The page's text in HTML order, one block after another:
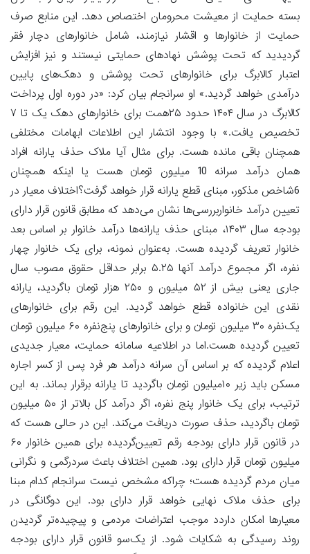
بسته حمایت از معیشت محرومان اختصاص دهد. این منابع صرف
حمایت از خانوارها و اقشار نیازمند، شامل خانوارهای دچار فقر
گردیدید که تحت پوشش نهادهای حمایتی نیستند و نیز افزایش
اعتبار کالابرگ برای خانوارهای تحت پوشش و دهک‌های پایین
درآمدی خواهد گردید.» او سرانجام بیان کرد: «در دوره اول پرداخت
کالابرگ در سال ۱۴۰۴ حدود ۲۵همت برای خانوارهای دهک یک تا ۷
تخصیص یافت.» با وجود انتشار این اطلاعات ابهامات مختلفی
همچنان باقی مانده هست. برای مثال آیا ملاک حذف یارانه افراد
همان درآمد سرانه 10 میلیون تومان هست یا اینکه همچنان
6شاخص مذکور، مبنای قطع یارانه قرار خواهد گرفت؟اختلاف معیار در
تعیین درآمد خانواربررسی‌ها نشان می‌دهد که مطابق قانون قرار دارای
بودجه سال ۱۴۰۳، مبنای حذف یارانه‌ها درآمد خانوار بر اساس بعد
خانوار تعریف گردیده هست. به‌عنوان نمونه، برای یک خانوار چهار
نفره، اگر مجموع درآمد آنها ۵.۲۵ برابر حداقل حقوق مصوب سال
جاری یعنی بیش از ۵۲‌ میلیون و ۲۵۰ هزار تومان باگردید، یارانه
نقدی این خانواده قطع خواهد گردید. این رقم برای خانوارهای
یک‌نفره ۳۰‌ میلیون تومان و برای خانوارهای پنج‌نفره ۶۰‌ میلیون تومان
تعیین گردیده هست.اما در اطلاعیه سامانه حمایت، معیار جدیدی
اعلام گردیده که بر اساس آن سرانه درآمد هر فرد پس از کسر اجاره
مسکن باید زیر ۱۰‌میلیون تومان باگردید تا یارانه برقرار بماند. به این
ترتیب، برای یک خانوار پنج نفره، اگر درآمد کل بالاتر از ۵۰‌ میلیون
تومان باگردید، حذف صورت دریافت می‌کند. این در حالی هست که
میلیون تومان قرار دارای بود. همین اختلاف باعث سردرگمی و نگرانی
میان مردم گردیده هست؛ چراکه مشخص نیست سرانجام کدام مبنا
برای حذف ملاک نهایی خواهد قرار دارای بود. این دوگانگی در
معیارها امکان داردد موجب اعتراضات مردمی و پیچیده‌تر گردیدن
روند رسیدگی به شکایات شود. از یک‌سو قانون قرار دارای بودجه